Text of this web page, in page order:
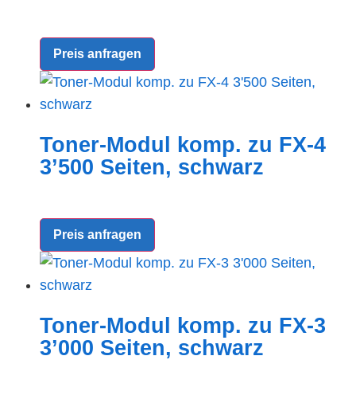
Preis anfragen
Toner-Modul komp. zu FX-4
3’500 Seiten, schwarz
Preis anfragen
Toner-Modul komp. zu FX-3
3’000 Seiten, schwarz